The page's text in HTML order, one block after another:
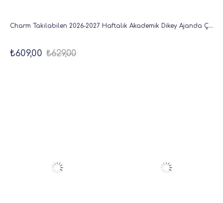
Charm Takılabilen 2026-2027 Haftalık Akademik Dikey Ajanda Çiçek - 18x20 cm
₺609,00 ₺629,00